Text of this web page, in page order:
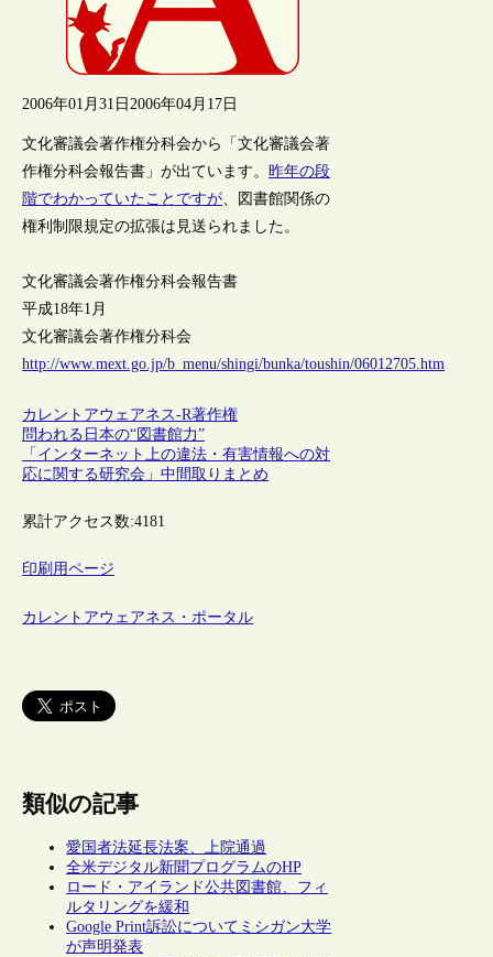
2006年01月31日 2006年04月17日
文化審議会著作権分科会から「文化審議会著
作権分科会報告書」が出ています。昨年の段
階でわかっていたことですが 、図書館関係の
権利制限規定の拡張は見送られました。
文化審議会著作権分科会報告書
平成18年1月
文化審議会著作権分科会
http://www.mext.go.jp/b_menu/shingi/bunka/toushin/06012705.htm
カレントアウェアネス-R著作権
問われる日本の“図書館力”
「インターネット上の違法・有害情報への対
応に関する研究会」中間取りまとめ
累計アクセス数:4181
印刷用ページ
カレントアウェアネス・ポータル
類似の記事
愛国者法延長法案、上院通過
全米デジタル新聞プログラムのHP
ロード・アイランド公共図書館、フィ
ルタリングを緩和
Google Print訴訟についてミシガン大学
が声明発表